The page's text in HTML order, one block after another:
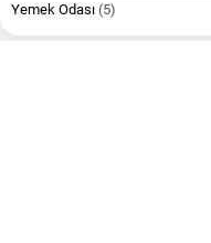
Yemek Odası (5)